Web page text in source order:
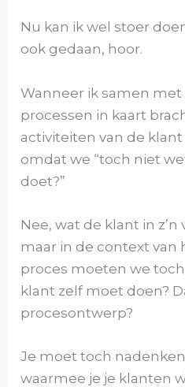
Nu kan ik wel stoer
ook gedaan, hoor.
Wanneer ik samen met
processen in kaart
activiteiten van de klant
omdat we “toch niet
doet?”
Nee, wat de klant in
maar in de context
proces moeten we
klant zelf moet doen?
procesontwerp?
Je moet toch
waarmee je je klanten